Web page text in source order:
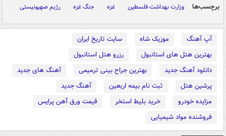
برچسب‌ها وزارت بهداشت فلسطین غزه جنگ غزه رژیم صهیونیستی
آپ آهنگ موزیک شاه
سایت تاریخ ایران
بهترین هتل های استانبول
رزرو هتل استانبول
دانلود آهنگ جدید
بهترین جراح بینی ترمیمی
آهنگ های جدید
پرشین هتل
ثبت نام بیمه اربعین
آهنگ جدید
مزایده خودرو
خرید بلیط استخر
قیمت ورق آهن پرایس
فروشنده مواد شیمیایی